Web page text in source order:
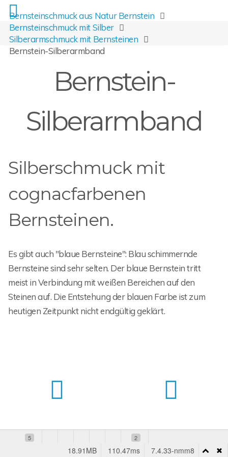
Bernsteinschmuck aus Natur Bernstein
Bernsteinschmuck mit Silber
Silberarmschmuck mit Bernsteinen
Bernstein-Silberarmband
Bernstein-
Silberarmband
Silberschmuck mit
cognacfarbenen
Bernsteinen.
Es gibt auch "blaue Bernsteine": Blau schimmernde
Bernsteine sind sehr selten. Der blaue Bernstein tritt
meist in Verbindung mit weißen Bereichen auf den
Steinen auf. Die Entstehung der blauen Farbe ist zum
heutigen Zeitpunkt nicht endgültig geklärt.
5 2
7.4.33-nmm8
110.47ms
18.91MB